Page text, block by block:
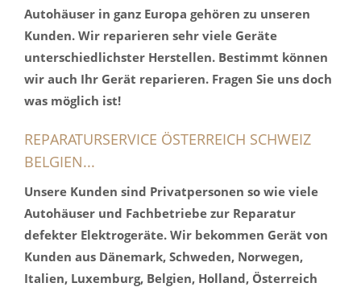
Autohäuser in ganz Europa gehören zu unseren
Kunden. Wir reparieren sehr viele Geräte
unterschiedlichster Herstellen. Bestimmt können
wir auch Ihr Gerät reparieren. Fragen Sie uns doch
was möglich ist!
REPARATURSERVICE ÖSTERREICH SCHWEIZ
BELGIEN...
Unsere Kunden sind Privatpersonen so wie viele
Autohäuser und Fachbetriebe zur Reparatur
defekter Elektrogeräte. Wir bekommen Gerät von
Kunden aus Dänemark, Schweden, Norwegen,
Italien, Luxemburg, Belgien, Holland, Österreich